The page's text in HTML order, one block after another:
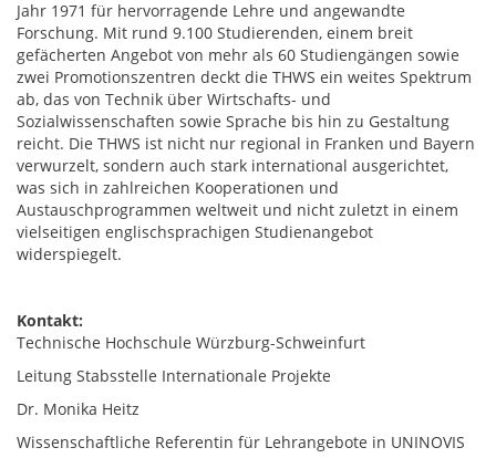
Jahr 1971 für hervorragende Lehre und angewandte
Forschung. Mit rund 9.100 Studierenden, einem breit
gefächerten Angebot von mehr als 60 Studiengängen sowie
zwei Promotionszentren deckt die THWS ein weites Spektrum
ab, das von Technik über Wirtschafts- und
Sozialwissenschaften sowie Sprache bis hin zu Gestaltung
reicht. Die THWS ist nicht nur regional in Franken und Bayern
verwurzelt, sondern auch stark international ausgerichtet,
was sich in zahlreichen Kooperationen und
Austauschprogrammen weltweit und nicht zuletzt in einem
vielseitigen englischsprachigen Studienangebot
widerspiegelt.
Kontakt:
Technische Hochschule Würzburg-Schweinfurt
Leitung Stabsstelle Internationale Projekte
Dr. Monika Heitz
Wissenschaftliche Referentin für Lehrangebote in UNINOVIS